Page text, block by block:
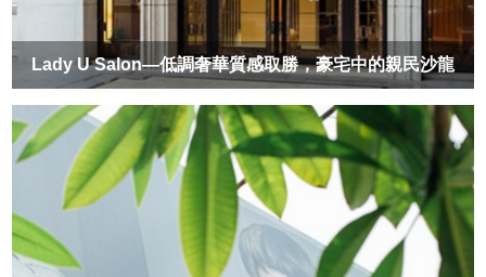
Lady U Salon—低調奢華質感取勝，豪宅中的親民沙龍